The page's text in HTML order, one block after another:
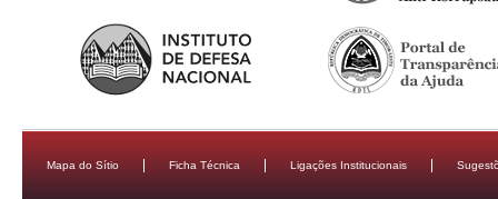
Mapa do Sítio Ficha Técnica Ligações Institucionais